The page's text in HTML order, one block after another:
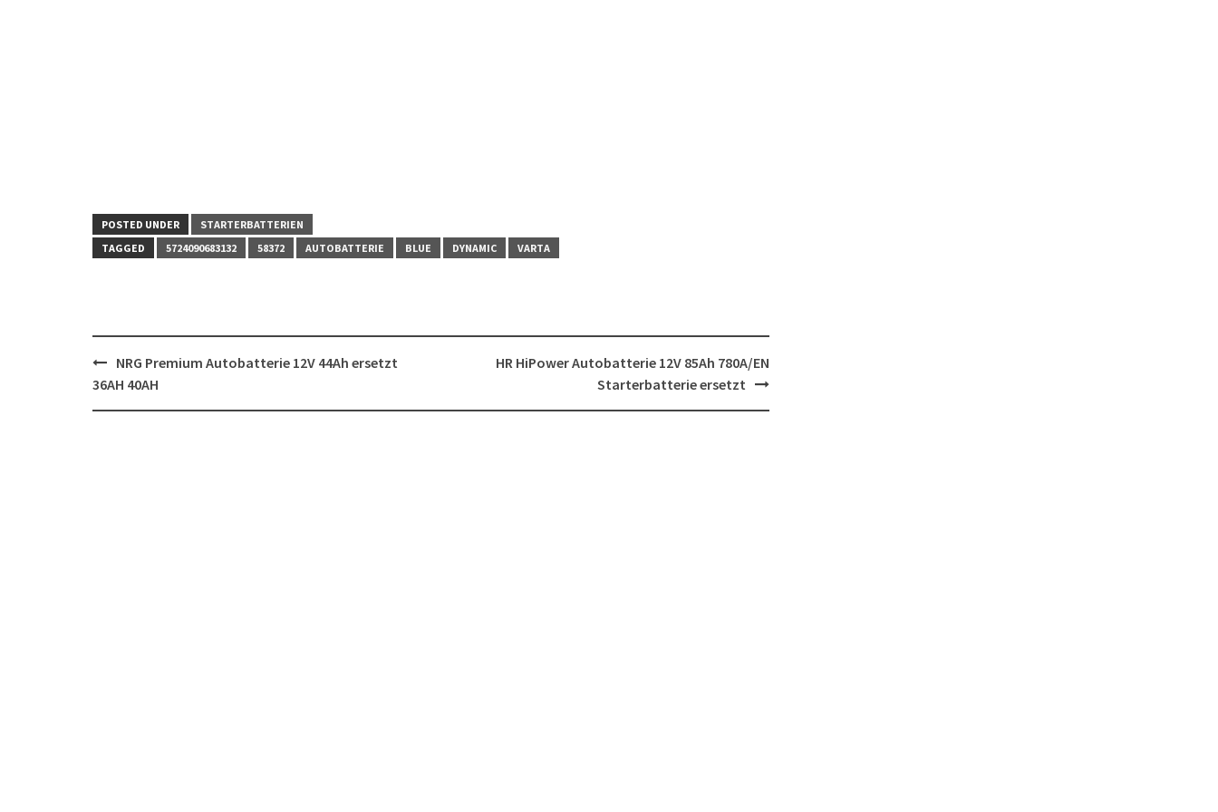
POSTED UNDER
STARTERBATTERIEN
TAGGED
5724090683132 58372 AUTOBATTERIE BLUE DYNAMIC VARTA
Post
navigation
NRG Premium Autobatterie 12V 44Ah ersetzt
36AH 40AH
HR HiPower Autobatterie 12V 85Ah 780A/EN
Starterbatterie ersetzt